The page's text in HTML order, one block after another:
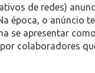
de redes)
época, o anúncio
se apresentar
colaboradores